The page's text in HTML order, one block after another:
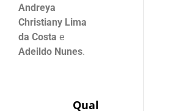
Andreya
Christiany Lima
da Costa e
Adeildo Nunes.
Qual